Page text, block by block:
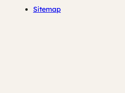
Sitemap